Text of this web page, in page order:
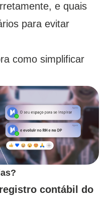
e quais
para evitar
como simplificar
contábil do